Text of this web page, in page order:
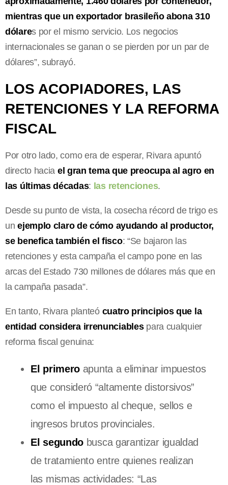
mientras que un exportador brasileño abona 310
dólares por el mismo servicio. Los negocios
internacionales se ganan o se pierden por un par de
dólares”, subrayó.
LOS ACOPIADORES, LAS
RETENCIONES Y LA REFORMA
FISCAL
Por otro lado, como era de esperar, Rivara apuntó
directo hacia el gran tema que preocupa al agro en
las últimas décadas: las retenciones.
Desde su punto de vista, la cosecha récord de trigo es
unejemplo claro de cómo ayudando al productor,
se benefica también el fisco: “Se bajaron las
retenciones y esta campaña el campo pone en las
arcas del Estado 730 millones de dólares más que en
la campaña pasada”.
En tanto, Rivara planteó cuatro principios que la
entidad considera irrenunciablespara cualquier
reforma fiscal genuina:
El primero apunta a eliminar impuestos
que consideró “altamente distorsivos”
como el impuesto al cheque, sellos e
ingresos brutos provinciales.
El segundo busca garantizar igualdad
de tratamiento entre quienes realizan
las mismas actividades: “Las